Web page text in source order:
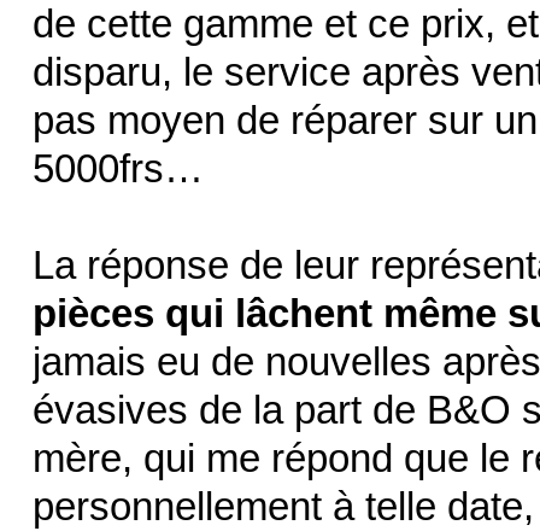
de cette gamme et ce prix,
disparu, le service après
pas moyen de réparer sur
5000frs…
La réponse de leur
pièces qui lâchent même
jamais eu de nouvelles
évasives de la part de B&O
mère, qui me répond que le
personnellement à telle